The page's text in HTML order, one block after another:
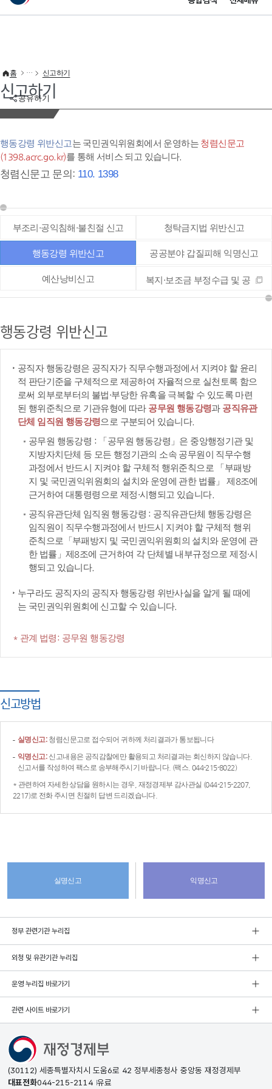
이 누리집은 대한민국 공식 전자정부 누리집입니다.
공유하기
홈 신고하기
신고하기
행동강령 위반신고는 국민권익위원회에서 운영하는 청렴신문고
(1398.acrc.go.kr)를 통해 서비스 되고 있습니다.
청렴신문고 문의: 110. 1398
부조리·공익침해·불친절 신고 청탁금지법 위반신고
행동강령 위반신고 공공분야 갑질피해 익명신고
예산낭비신고 복지·보조금 부정수급 및 공
행동강령 위반신고
공직자 행동강령은 공직자가 직무수행과정에서 지켜야 할 윤리
적 판단기준을 구체적으로 제공하여 자율적으로 실천토록 함으
로써 외부로부터의 불법·부당한 유혹을 극복할 수 있도록 마련
된 행위준칙으로 기관유형에 따라 공무원 행동강령과 공직유관
단체 임직원 행동강령으로 구분되어 있습니다.
공무원 행동강령 : 「공무원 행동강령」은 중앙행정기관 및
지방자치단체 등 모든 행정기관의 소속 공무원이 직무수행
과정에서 반드시 지켜야 할 구체적 행위준칙으로 「부패방
지 및 국민권익위원회의 설치와 운영에 관한 법률」 제8조에
근거하여 대통령령으로 제정·시행되고 있습니다.
공직유관단체 임직원 행동강령 : 공직유관단체 행동강령은
임직원이 직무수행과정에서 반드시 지켜야 할 구체적 행위
준칙으로「부패방지 및 국민권익위원회의 설치와 운영에 관
한 법률」제8조에 근거하여 각 단체별 내부규정으로 제정·시
행되고 있습니다.
누구라도 공직자의 공직자 행동강령 위반사실을 알게 될 때에
는 국민권익위원회에 신고할 수 있습니다.
* 관계 법령: 공무원 행동강령
신고방법
실명신고: 청렴신문고로 접수되어 귀하께 처리결과가 통보됩니다
익명신고: 신고내용은 공직감찰에만 활용되고 처리결과는 회신하지 않습니다.
신고서를 작성하여 팩스로 송부해주시기 바랍니다. (팩스. 044-215-8022)
* 관련하여 자세한 상담을 원하시는 경우, 재정경제부 감사관실 (044-215-2207,
2217)로 전화 주시면 친절히 답변 드리겠습니다.
실명신고 익명신고
정부 관련기관 누리집
외청 및 유관기관 누리집
운영 누리집 바로가기
관련 사이트 바로가기
(30112) 세종특별자치시 도움6로 42 정부세종청사 중앙동 재정경제부
대표전화044-215-2114 유료